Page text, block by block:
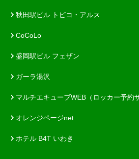
秋田駅ビル トピコ・アルス
CoCoLo
盛岡駅ビル フェザン
ガーラ湯沢
マルチエキューブWEB（ロッカー予約
オレンジページnet
ホテル B4T いわき